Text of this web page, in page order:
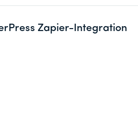
Zapier-Integration